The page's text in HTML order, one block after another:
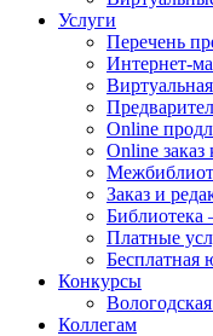
Услуги
Перечень
Интернет-
Online
Online
Заказ и
Библиотека
Платные
Бесплатная
Конкурсы
Коллегам